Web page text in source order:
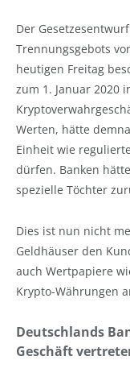
Der
Trennungsgebots
heutigen Freitag
zum 1. Januar 2020
Werten, hätte
Einheit wie
dürfen. Banken
spezielle Töchter
Dies ist nun nicht
Geldhäuser den
auch Wertpapiere
Krypto-Währungen
Deutschlands
Geschäft